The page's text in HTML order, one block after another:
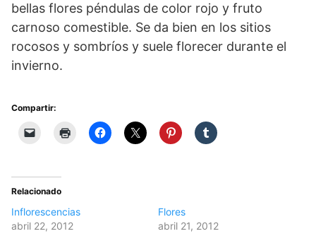
bellas flores péndulas de color rojo y fruto
carnoso comestible. Se da bien en los sitios
rocosos y sombríos y suele florecer durante el
invierno.
Compartir:
Relacionado
Inflorescencias
abril 22, 2012
Flores
abril 21, 2012